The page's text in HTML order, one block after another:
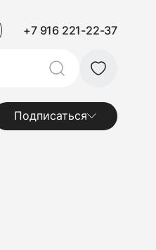
+7 916 221-22-37
Подписаться